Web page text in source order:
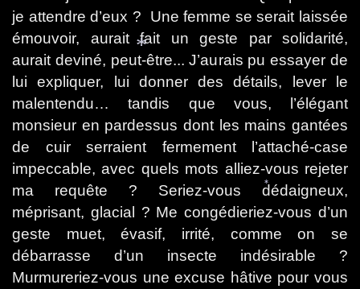
*
*
je attendre d’eux ?
Une femme se serait laissée
émouvoir, aurait fait un geste par solidarité,
aurait deviné, peut-être... J’aurais pu essayer de
lui expliquer, lui donner des détails, lever le
malentendu… tandis que vous, l’élégant
monsieur en pardessus dont les mains gantées
de cuir serraient fermement l’attaché-case
impeccable, avec quels mots alliez-vous rejeter
ma requête ? Seriez-vous dédaigneux,
méprisant, glacial ? Me congédieriez-vous d’un
geste muet, évasif, irrité, comme on se
débarrasse d’un insecte indésirable ?
Murmureriez-vous une excuse hâtive pour vous